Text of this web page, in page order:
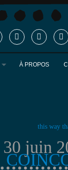
À PROPOS
this way
30 juin